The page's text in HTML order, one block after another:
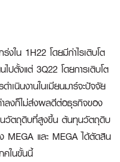
ใน 1H22 โดยมีกำไรเติบโต
ปตั้งแต่ 3Q22 โดยการเติบโต
เนินงานในเมียนมาร์จะปัจจัย
ลงก็ไม่ส่งผลดีต่อธุรกิจของ
นวัตถุดิบที่สูงขึ้น ต้นทุนวัตถุดิบ
MEGA และ MEGA ได้ตัดสิน
คในขั้นนี้